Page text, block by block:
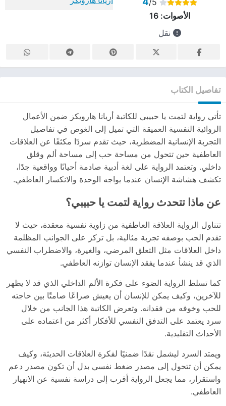
/5
الأصوات:16
نقل
تفاصيل الكتاب
تأتي رواية لتمت يا حبيبي للكاتبة أريانا هارويكز ضمن الأعمال
الروائية النفسية العميقة التي تميل إلى الغوص في تفاصيل
التجربة الإنسانية المضطربة، حيث تقدم سردًا مكثفًا عن العلاقات
العاطفية حين تتحول من مساحة حب إلى مساحة ألم وقلق
داخلي. وتعتمد الرواية على لغة أدبية صادمة أحيانًا وواقعية جدًا،
تكشف هشاشة الإنسان عندما يواجه الوحدة والانكسار العاطفي.
عن ماذا تتحدث رواية لتمت يا حبيبي؟
تتناول الرواية العلاقة العاطفية من زاوية نفسية معقدة، حيث لا
تقدم الحب بوصفه تجربة مثالية، بل تركز على الجوانب المظلمة
داخل العلاقات مثل التعلق المرضي، والغيرة، والاضطراب النفسي
الذي قد ينشأ عندما يفقد الإنسان توازنه العاطفي.
كما تسلط الرواية الضوء على فكرة الألم الداخلي الذي قد لا يظهر
للآخرين، وكيف يمكن للإنسان أن يعيش صراعًا صامتًا بين حاجته
للحب وخوفه من فقدانه. وتعرض الكاتبة هذا الجانب من خلال
سرد يعتمد على التدفق النفسي للأفكار أكثر من اعتماده على
الأحداث التقليدية.
ويمتد السرد ليشمل نقدًا ضمنيًا لفكرة العلاقات الحديثة، وكيف
يمكن أن تتحول إلى مصدر ضغط نفسي بدل أن تكون مصدر دعم
واستقرار، مما يجعل الرواية أقرب إلى دراسة نفسية عن الانهيار
العاطفي.